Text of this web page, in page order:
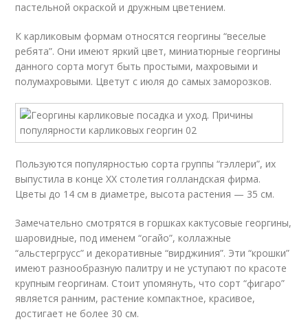
пастельной окраской и дружным цветением.
К карликовым формам относятся георгины “веселые
ребята”. Они имеют яркий цвет, миниатюрные георгины
данного сорта могут быть простыми, махровыми и
полумахровыми. Цветут с июля до самых заморозков.
Пользуются популярностью сорта группы “гэллери”, их
выпустила в конце XX столетия голландская фирма.
Цветы до 14 см в диаметре, высота растения — 35 см.
Замечательно смотрятся в горшках кактусовые георгины,
шаровидные, под именем “огайо”, коллажные
“альстергрусс” и декоративные “вирджиния”. Эти “крошки”
имеют разнообразную палитру и не уступают по красоте
крупным георгинам. Стоит упомянуть, что сорт “фигаро”
является ранним, растение компактное, красивое,
достигает не более 30 см.